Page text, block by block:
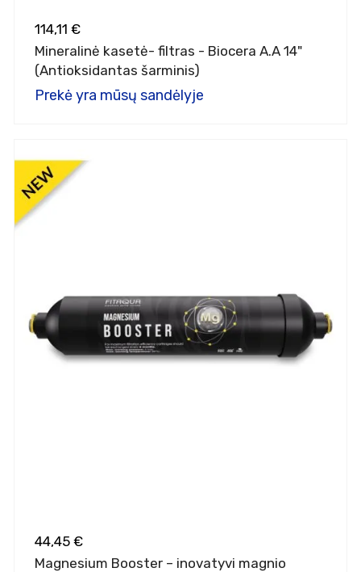
114,11 €
Mineralinė kasetė- filtras - Biocera A.A 14"
(Antioksidantas šarminis)
Prekė yra mūsų sandėlyje
44,45 €
Magnesium Booster – inovatyvi magnio